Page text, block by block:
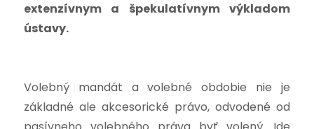
extenzívnym a špekulatívnym výkladom
ústavy.
Volebný mandát a volebné obdobie nie je
základné ale akcesorické právo, odvodené od